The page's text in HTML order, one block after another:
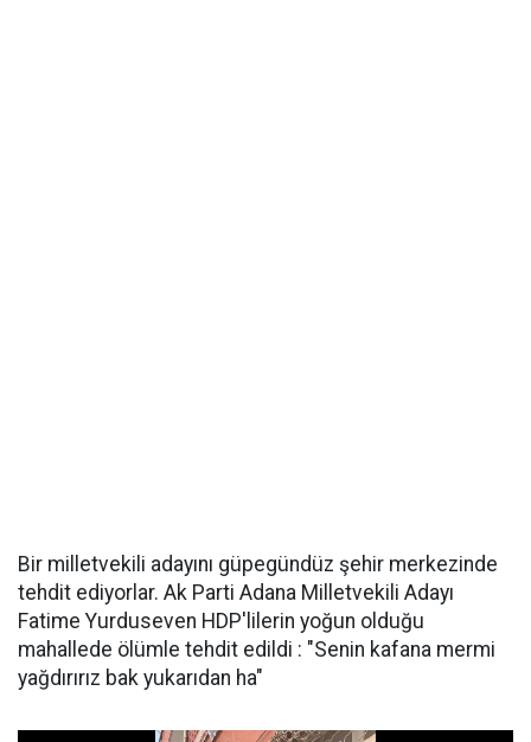
Bir milletvekili adayını güpegündüz şehir merkezinde
tehdit ediyorlar. Ak Parti Adana Milletvekili Adayı
Fatime Yurduseven HDP'lilerin yoğun olduğu
mahallede ölümle tehdit edildi : "Senin kafana mermi
yağdırırız bak yukarıdan ha"